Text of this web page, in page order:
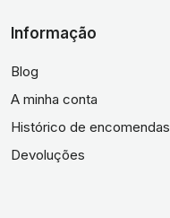
Informação
Blog
A minha conta
Histórico de encomendas
Devoluções